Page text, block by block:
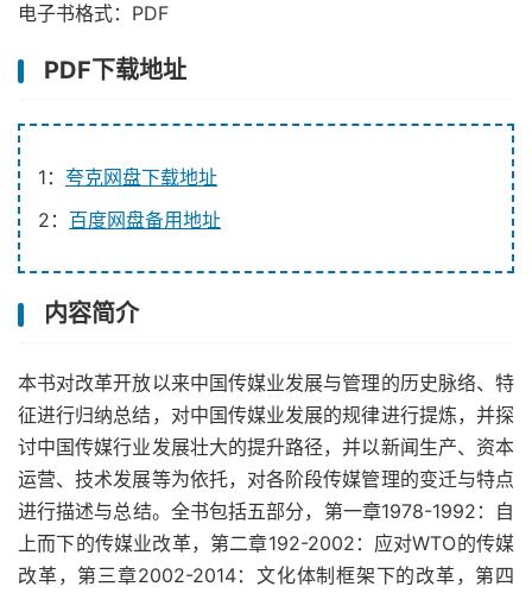
电子书格式：PDF
PDF下载地址
1： 夸克网盘下载地址
2： 百度网盘备用地址
内容简介
本书对改革开放以来中国传媒业发展与管理的历史脉络、特
征进行归纳总结，对中国传媒业发展的规律进行提炼，并探
讨中国传媒行业发展壮大的提升路径，并以新闻生产、资本
运营、技术发展等为依托，对各阶段传媒管理的变迁与特点
进行描述与总结。全书包括五部分，第一章1978-1992：自
上而下的传媒业改革，第二章192-2002：应对WTO的传媒
改革，第三章2002-2014：文化体制框架下的改革，第四